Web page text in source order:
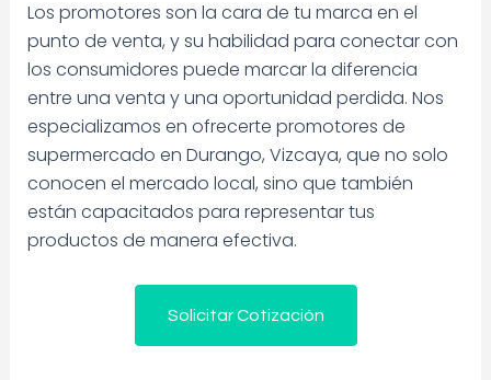
Los promotores son la cara de tu marca en el
punto de venta, y su habilidad para conectar con
los consumidores puede marcar la diferencia
entre una venta y una oportunidad perdida. Nos
especializamos en ofrecerte promotores de
supermercado en Durango, Vizcaya, que no solo
conocen el mercado local, sino que también
están capacitados para representar tus
productos de manera efectiva.
Solicitar Cotización